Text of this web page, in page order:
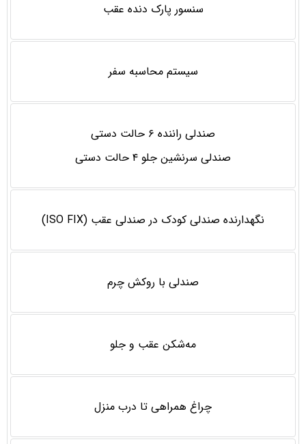
سنسور پارک دنده عقب
سیستم محاسبه سفر
صندلی راننده ۶ حالت دستی
صندلی سرنشین جلو ۴ حالت دستی
نگهدارنده صندلی كودک در صندلی عقب (ISO FIX)
صندلی با روكش چرم
مه‌شکن عقب و جلو
چراغ همراهی تا درب منزل